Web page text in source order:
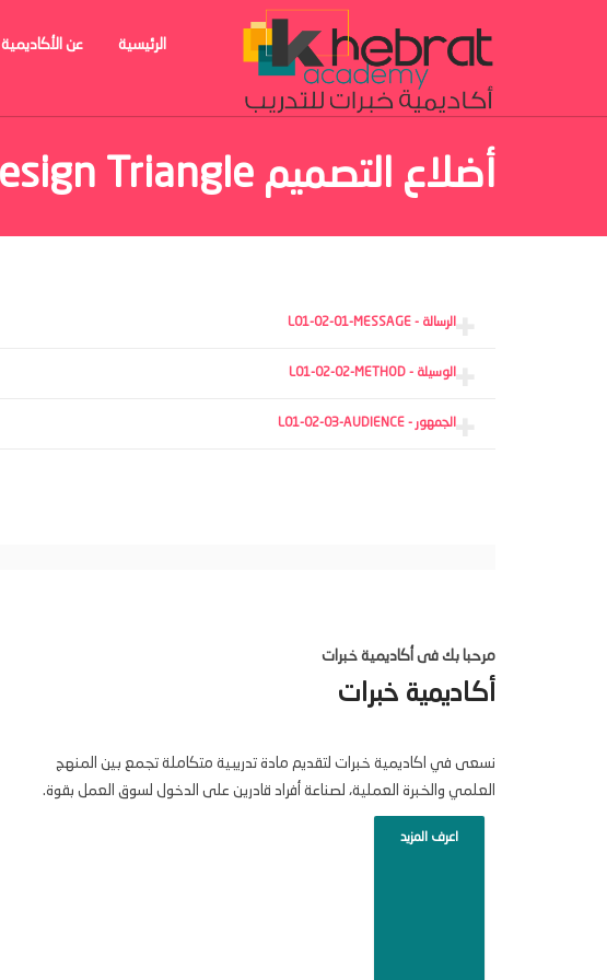
الرئيسية عن الأكاديمية
أضلاع التصميم CGD_L01.C02-Design Triangle
الرسالة - L01-02-01-MESSAGE
الوسيلة - L01-02-02-METHOD
الجمهور - L01-02-03-AUDIENCE
مرحبا بك فى أكاديمية خبرات
أكاديمية خبرات
نسعى في اكاديمية خبرات لتقديم مادة تدريبية متكاملة تجمع بين المنهج
العلمي والخبرة العملية، لصناعة أفراد قادرين على الدخول لسوق العمل بقوة.
اعرف المزيد